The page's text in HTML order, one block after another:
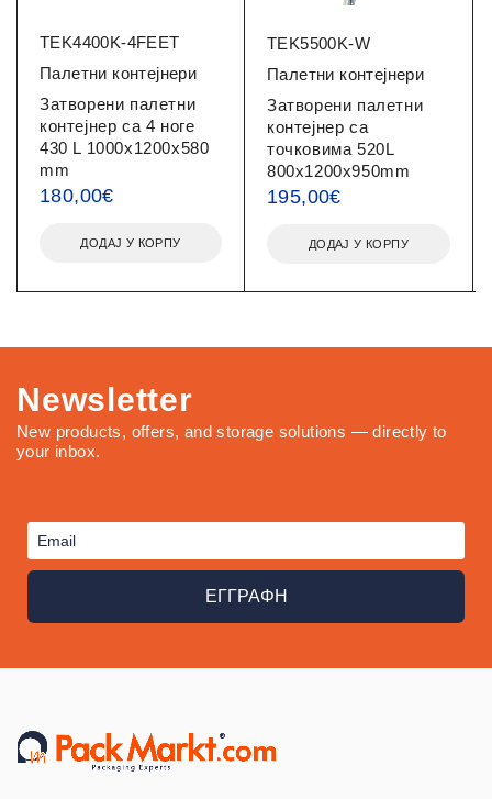
TEK4400K-4FEET
Палетни контејнери
Затворени палетни
контејнер са 4 ноге
430 L 1000x1200x580
mm
180,00€
ДОДАЈ У КОРПУ
TEK5500K-W
Палетни контејнери
Затворени палетни
контејнер са
точковима 520L
800x1200x950mm
195,00€
ДОДАЈ У КОРПУ
Newsletter
New products, offers, and storage solutions — directly to
your inbox.
ΕΓΓΡΑΦΗ